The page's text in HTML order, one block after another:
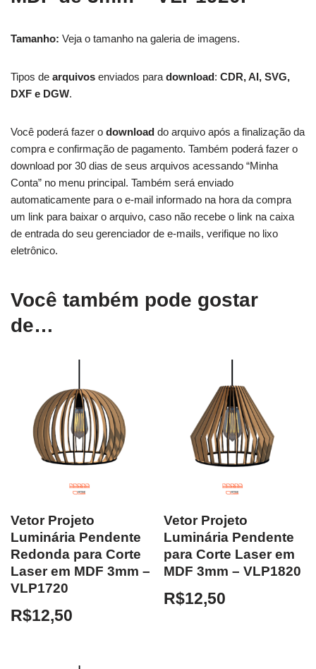
Tamanho: Veja o tamanho na galeria de imagens.
Tipos de arquivos enviados para download: CDR, AI, SVG,
DXF e DGW.
Você poderá fazer o download do arquivo após a finalização da
compra e confirmação de pagamento. Também poderá fazer o
download por 30 dias de seus arquivos acessando “Minha
Conta” no menu principal. Também será enviado
automaticamente para o e-mail informado na hora da compra
um link para baixar o arquivo, caso não recebe o link na caixa
de entrada do seu gerenciador de e-mails, verifique no lixo
eletrônico.
Você também pode gostar
de…
Vetor Projeto
Luminária Pendente
Redonda para Corte
Laser em MDF 3mm –
VLP1720
R$12,50
Vetor Projeto
Luminária Pendente
para Corte Laser em
MDF 3mm – VLP1820
R$12,50